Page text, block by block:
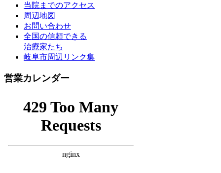
当院までのアクセス
周辺地図
お問い合わせ
全国の信頼できる
治療家たち
岐阜市周辺リンク集
営業カレンダー